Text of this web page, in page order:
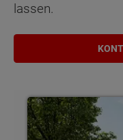
lassen.
Bungalows